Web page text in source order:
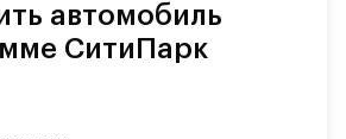
автомобиль
СитиПарк